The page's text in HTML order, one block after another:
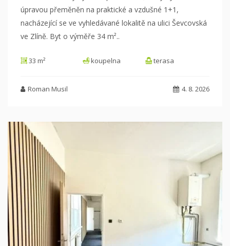
úpravou přeměněn na praktické a vzdušné 1+1,
nacházející se ve vyhledávané lokalitě na ulici Ševcovská
ve Zlíně. Byt o výměře 34 m²..
33 m² koupelna terasa
Roman Musil 4. 8. 2026